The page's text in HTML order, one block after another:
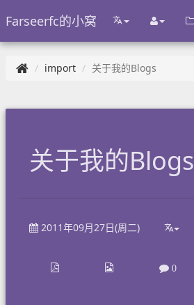
Farseerfc的小窝
import 关于我的Blogs
关于我的Blogs
2011年09月27日(周二)
0